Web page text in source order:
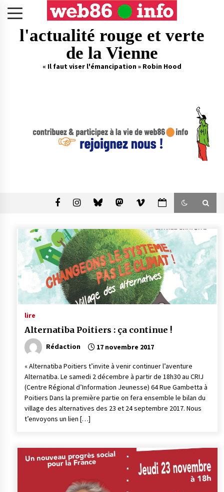
l'actualité rouge et verte
de la Vienne
« Il faut viser l'émancipation » Robin Hood
lire
Alternatiba Poitiers : ça continue !
Rédaction 17 novembre 2017
« Alternatiba Poitiers t’invite à venir continuer l’aventure
Alternatiba. Le samedi 2 décembre à partir de 18h30 au CRIJ
(Centre Régional d’Information Jeunesse) 64 Rue Gambetta à
Poitiers Dans la première partie on fera ensemble le bilan du
village des alternatives des 23 et 24 septembre 2017. Nous
t’envoyons un lien […]